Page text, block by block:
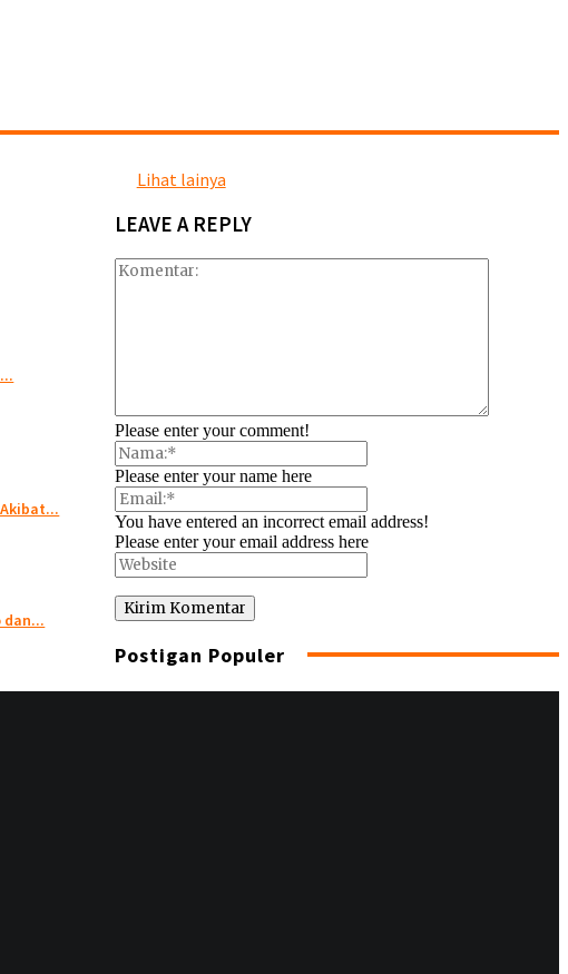
dan...
Lihat lainya
LEAVE A REPLY
Please enter your comment!
Please enter your name here
You have entered an incorrect email address!
Please enter your email address here
Postigan Populer